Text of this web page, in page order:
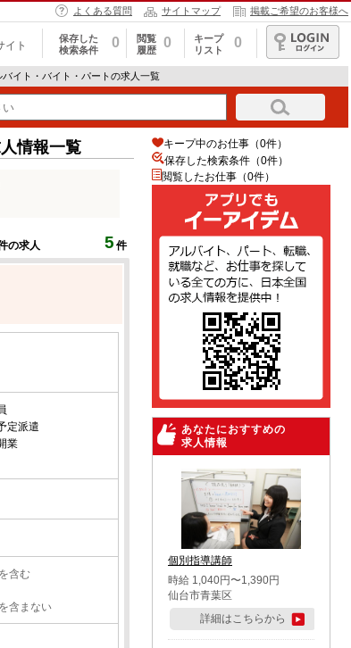
よくある質問 サイトマップ 掲載ご希望のお客様へ
イト
保存した
検索条件
0
閲覧
履歴
0
キープ
リスト
0
ログイン
イト・バイト・パートの求人一覧
情報一覧
の求人 5 件
定派遣
業
を含む
を含まない
キープ中のお仕事（0件）
保存した検索条件（0件）
閲覧したお仕事（0件）
あなたにおすすめの
求人情報
個別指導講師
時給 1,040円〜1,390円
仙台市青葉区
詳細はこちらから